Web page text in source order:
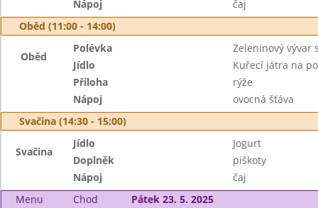
Nápoj
čaj
Oběd (11:00 - 14:00)
Oběd
Polévka
Zeleninový vývar
Jídlo
Kuřecí játra na
Příloha
rýže
Nápoj
ovocná šťáva
Svačina (14:30 - 15:00)
Svačina
Jídlo
Jogurt
Doplněk
piškoty
Nápoj
čaj
Menu
Chod
Pátek 23. 5. 2025